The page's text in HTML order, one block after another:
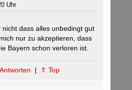
Uhr
nicht dass alles unbedingt gut
nur zu akzeptieren, dass
Bayern schon verloren ist.
Antworten | ⇑ Top